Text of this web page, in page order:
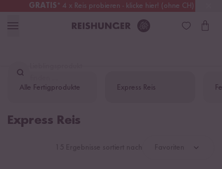
GRATIS* 4 x Reis probieren - klicke hier! (ohne CH)
Schweiz Alle Zölle & Steuern inklusive
Alle Fertigprodukte
Express Reis
Express Reis